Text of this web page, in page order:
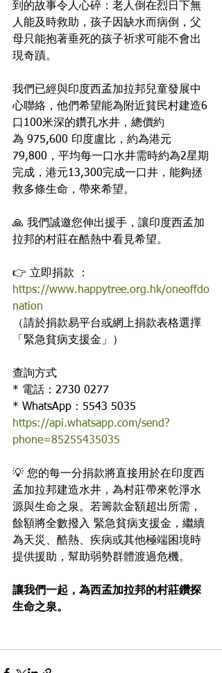
到的故事令人心碎：老人倒在烈日下無
人能及時救助，孩子因缺水而病倒，父
母只能抱著垂死的孩子祈求可能不會出
現奇蹟。
我們已經與印度西孟加拉邦兒童發展中
心聯絡，他們希望能為附近貧民村建造6
口100米深的鑽孔水井，總價約
為 975,600 印度盧比，約為港元
79,800，平均每一口水井需時約為2星期
完成，港元13,300完成一口井，能夠拯
救多條生命，帶來希望。
🙏 我們誠邀您伸出援手，讓印度西孟加
拉邦的村莊在酷熱中看見希望。
👉 立即捐款 ：
https://www.happytree.org.hk/oneoffdo
nation
（請於捐款易平台或網上捐款表格選擇
「緊急貧病支援金」）
查詢方式
* 電話：2730 0277
* WhatsApp：5543 5035
https://api.whatsapp.com/send?
phone=85255435035
💡 您的每一分捐款將直接用於在印度西
孟加拉邦建造水井，為村莊帶來乾淨水
源與生命之泉。若籌款金額超出所需，
餘額將全數撥入 緊急貧病支援金，繼續
為天災、酷熱、疾病或其他極端困境時
提供援助，幫助弱勢群體渡過危機。
讓我們一起，為西孟加拉邦的村莊鑽探
生命之泉。